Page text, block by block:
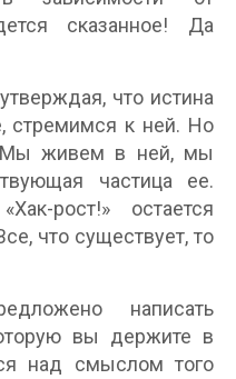
сказанное! Да
что истина
стремимся к ней. Но
Мы живем в ней, мы
частица ее.
рост!» остается
что существует, то
написать
вы держите в
над смыслом того